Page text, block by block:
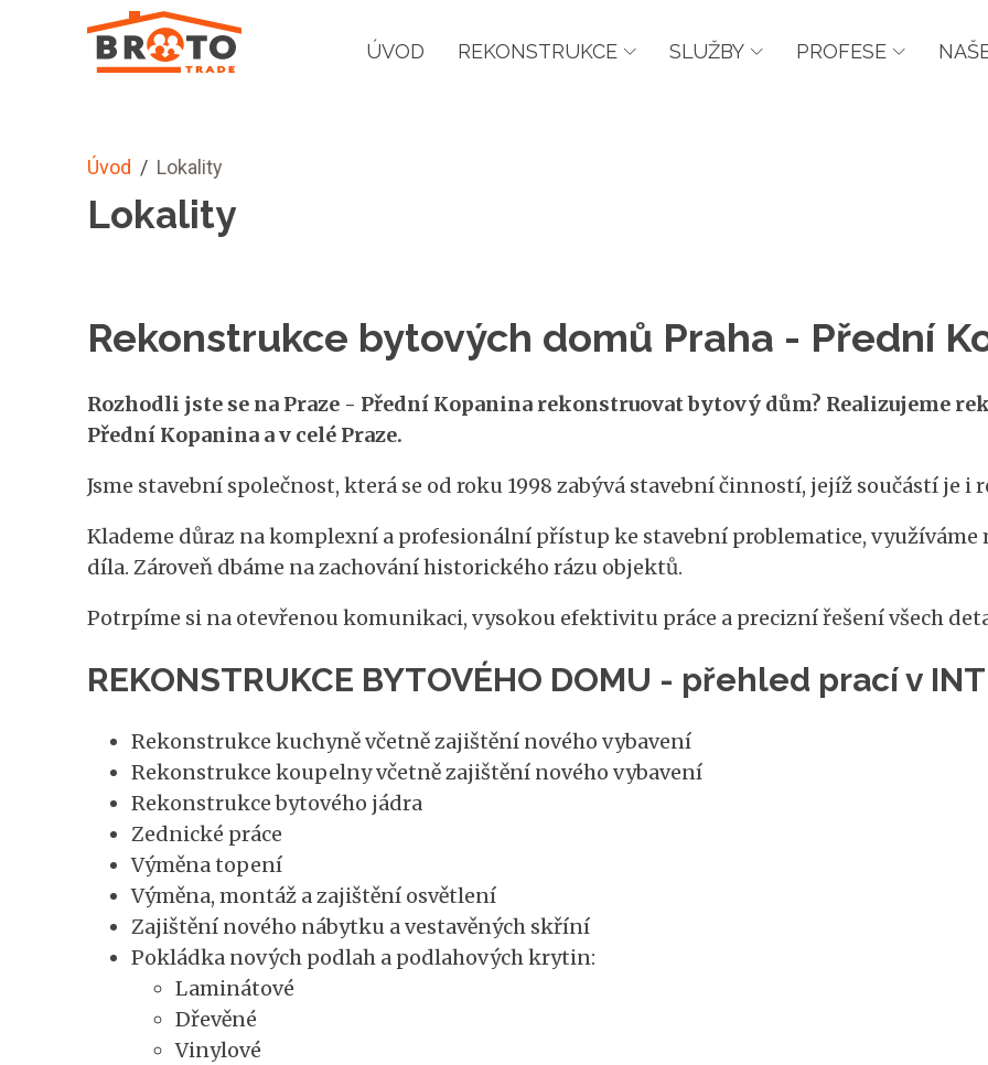
ÚVOD REKONSTRUKCE SLUŽBY PROFESE
Úvod / Lokality
Lokality
Rekonstrukce bytových domů Praha - Přední
Rozhodli jste se na Praze - Přední Kopanina rekonstruovat bytový dům? Realizujeme
Přední Kopanina a v celé Praze.
Jsme stavební společnost, která se od roku 1998 zabývá stavební činností, jejíž součástí je
Klademe důraz na komplexní a profesionální přístup ke stavební problematice,
díla. Zároveň dbáme na zachování historického rázu objektů.
Potrpíme si na otevřenou komunikaci, vysokou efektivitu práce a precizní řešení všech
REKONSTRUKCE BYTOVÉHO DOMU - přehled prací v
Rekonstrukce kuchyně včetně zajištění nového vybavení
Rekonstrukce koupelny včetně zajištění nového vybavení
Rekonstrukce bytového jádra
Zednické práce
Výměna topení
Výměna, montáž a zajištění osvětlení
Zajištění nového nábytku a vestavěných skříní
Pokládka nových podlah a podlahových krytin:
Laminátové
Dřevěné
Vinylové